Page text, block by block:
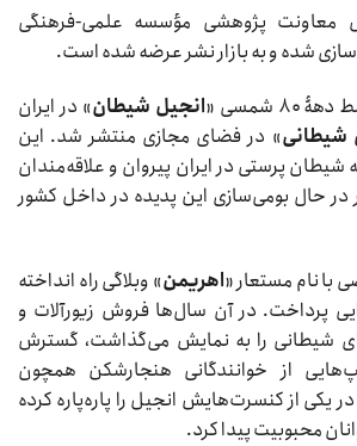
معاونت پژوهشی مؤسسه علمی-فرهنگی
شده و به بازار نشر عرضه شده است.
شمسی «
انجیل شیطان» در ایران
شیطانی» در فضای مجازی منتشر شد. این
پرستی در ایران پیروان و علاقه‌مندان
در حال بومی‌سازی این پدیده در داخل کشور
نام مستعار «اهریمن» وبلاگی راه انداخته
پرداخت. در آن سال‌ها فروش زیورآلات و
شیطانی را به نمایش می‌گذاشت، گسترش
از خوانندگانی هنجارشکن همچون
در یکی از کنسرت‌هایش انجیل را پاره‌پاره کرده
محبوبیت پیدا کرد.